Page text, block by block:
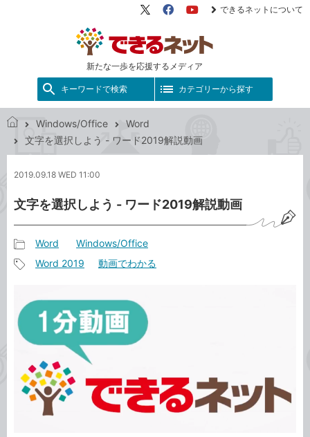
新たな一歩を応援するメディア
X（旧
FacebookYouTube
できるネットについて
キーワードで検索 カテゴリーから探す
き
ネ
ト
Windows/Office
Word
文字を選択しよう - ワード2019解説動画
2019.09.18 WED 11:00
文字を選択しよう - ワード2019解説動画
事
テ
リ
Word Windows/Office
タ
Word 2019 動画でわかる